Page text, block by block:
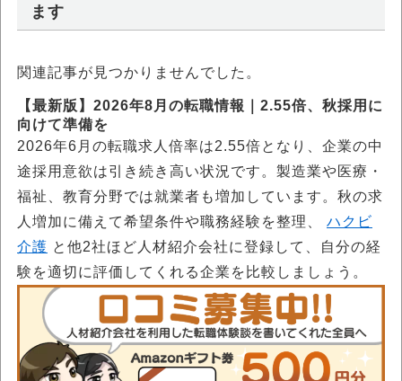
ます
関連記事が見つかりませんでした。
【最新版】2026年8月の転職情報｜2.55倍、秋採用に
向けて準備を
2026年6月の転職求人倍率は2.55倍となり、企業の中
途採用意欲は引き続き高い状況です。製造業や医療・
福祉、教育分野では就業者も増加しています。秋の求
人増加に備えて希望条件や職務経験を整理、 ハクビ
介護 と他2社ほど人材紹介会社に登録して、自分の経
験を適切に評価してくれる企業を比較しましょう。